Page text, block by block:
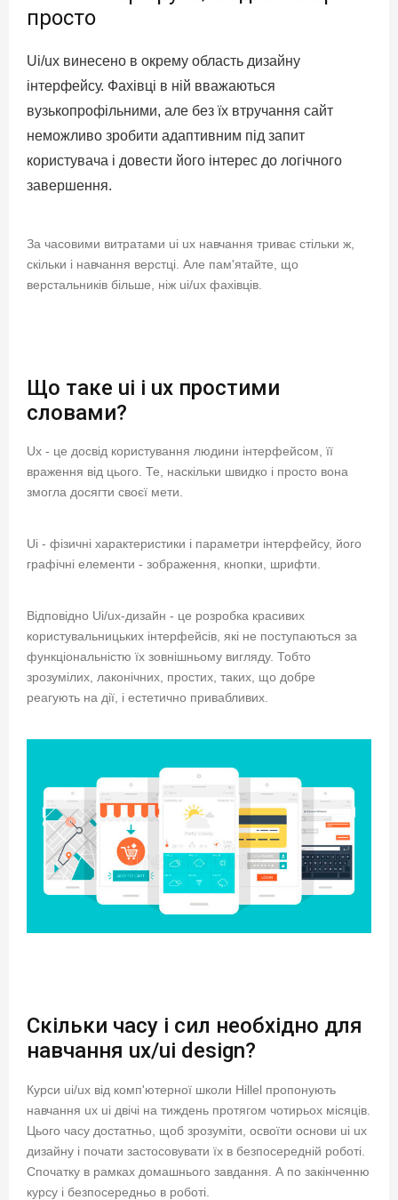
просто
Ui/ux винесено в окрему область дизайну
інтерфейсу. Фахівці в ній вважаються
вузькопрофільними, але без їх втручання сайт
неможливо зробити адаптивним під запит
користувача і довести його інтерес до логічного
завершення.
За часовими витратами ui ux навчання триває стільки ж,
скільки і навчання верстці. Але пам'ятайте, що
верстальників більше, ніж ui/ux фахівців.
Що таке ui і ux простими
словами?
Ux - це досвід користування людини інтерфейсом, її
враження від цього. Те, наскільки швидко і просто вона
змогла досягти своєї мети.
Ui - фізичні характеристики і параметри інтерфейсу, його
графічні елементи - зображення, кнопки, шрифти.
Відповідно Ui/ux-дизайн - це розробка красивих
користувальницьких інтерфейсів, які не поступаються за
функціональністю їх зовнішньому вигляду. Тобто
зрозумілих, лаконічних, простих, таких, що добре
реагують на дії, і естетично привабливих.
Скільки часу і сил необхідно для
навчання ux/ui design?
Курси ui/ux від комп'ютерної школи Hillel пропонують
навчання ux ui двічі на тиждень протягом чотирьох місяців.
Цього часу достатньо, щоб зрозуміти, освоїти основи ui ux
дизайну і почати застосовувати їх в безпосередній роботі.
Спочатку в рамках домашнього завдання. А по закінченню
курсу і безпосередньо в роботі.